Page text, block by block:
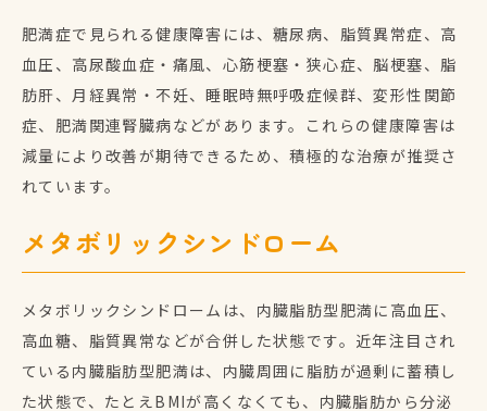
肥満症で見られる健康障害には、糖尿病、脂質異常症、高
血圧、高尿酸血症・痛風、心筋梗塞・狭心症、脳梗塞、脂
肪肝、月経異常・不妊、睡眠時無呼吸症候群、変形性関節
症、肥満関連腎臓病などがあります。これらの健康障害は
減量により改善が期待できるため、積極的な治療が推奨さ
れています。
メタボリックシンドローム
メタボリックシンドロームは、内臓脂肪型肥満に高血圧、
高血糖、脂質異常などが合併した状態です。近年注目され
ている内臓脂肪型肥満は、内臓周囲に脂肪が過剰に蓄積し
た状態で、たとえBMIが高くなくても、内臓脂肪から分泌